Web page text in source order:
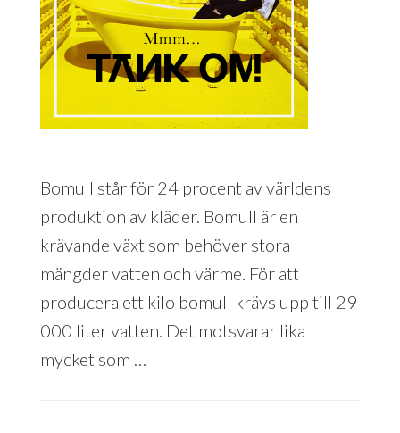
Bomull står för 24 procent av världens
produktion av kläder. Bomull är en
krävande växt som behöver stora
mängder vatten och värme. För att
producera ett kilo bomull krävs upp till 29
000 liter vatten. Det motsvarar lika
mycket som …